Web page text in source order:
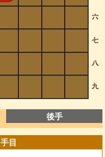
後手
手目